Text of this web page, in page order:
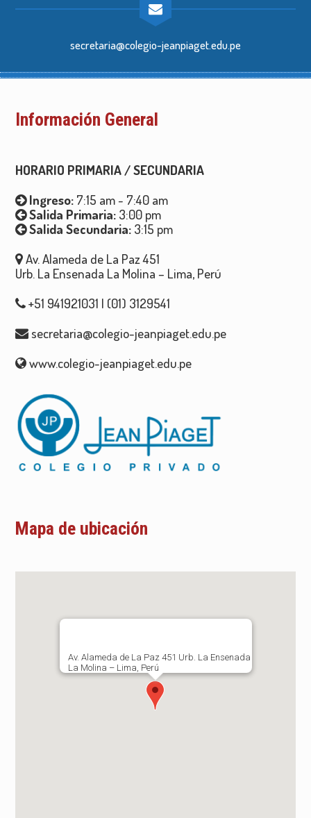
secretaria@colegio-jeanpiaget.edu.pe
Información General
HORARIO PRIMARIA / SECUNDARIA
Ingreso: 7:15 am - 7:40 am
Salida Primaria: 3:00 pm
Salida Secundaria: 3:15 pm
Av. Alameda de La Paz 451
Urb. La Ensenada La Molina – Lima, Perú
+51 941921031 | (01) 3129541
secretaria@colegio-jeanpiaget.edu.pe
www.colegio-jeanpiaget.edu.pe
Mapa de ubicación
Av. Alameda de La Paz 451 Urb. La Ensenada
La Molina – Lima, Perú